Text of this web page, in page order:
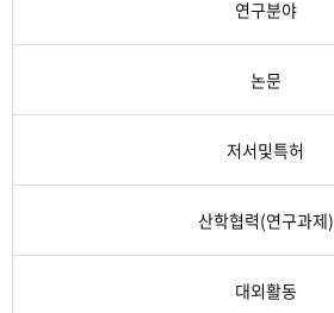
연구분야
논문
저서및특허
산학협력(연구과제)
대외활동